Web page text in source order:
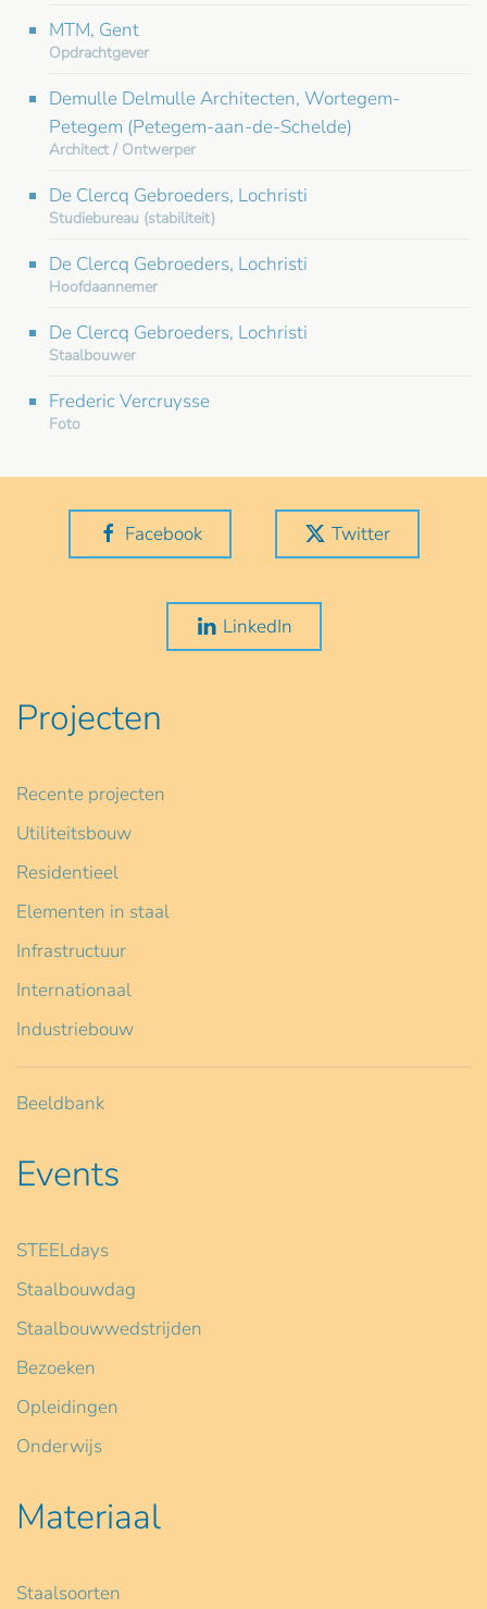
MTM, Gent
Opdrachtgever
Demulle Delmulle Architecten, Wortegem-
Petegem (Petegem-aan-de-Schelde)
Architect / Ontwerper
De Clercq Gebroeders, Lochristi
Studiebureau (stabiliteit)
De Clercq Gebroeders, Lochristi
Hoofdaannemer
De Clercq Gebroeders, Lochristi
Staalbouwer
Frederic Vercruysse
Foto
Facebook Twitter
LinkedIn
Projecten
Recente projecten
Utiliteitsbouw
Residentieel
Elementen in staal
Infrastructuur
Internationaal
Industriebouw
Beeldbank
Events
STEELdays
Staalbouwdag
Staalbouwwedstrijden
Bezoeken
Opleidingen
Onderwijs
Materiaal
Staalsoorten